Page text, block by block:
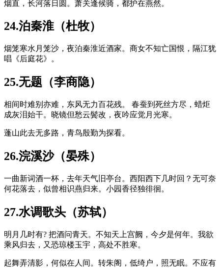
烟直，长河落日圆。萧关逢候骑，都护在燕然。
24.泊秦淮（杜牧）
烟笼寒水月笼沙，夜泊秦淮近酒家。商女不知亡国恨，隔江犹
唱《后庭花》。
25.无题（李商隐）
相间时难别亦难，东风无力百花残。 春蚕到死丝方尽，蜡炬
成灰泪始干。晓镜但愁云鬓改，夜吟应觉月光寒。
蓬山此去无多路，青鸟殷勤为探看。
26.浣溪沙（晏殊）
一曲新词酒一杯，去年天气旧亭台。西阳西下几时回？无可奈
何花落去，似曾相识燕归来。小园香径独徘徊。
27.水调歌头（苏轼）
明月几时有? 把酒问青天。不知天上宫阙，今夕是何年。我欲
乘风归去，又恐琼楼玉宇，高处不胜寒。
起舞弄清影，何似在人间。转朱阁，低绮户，照无眠。不应有